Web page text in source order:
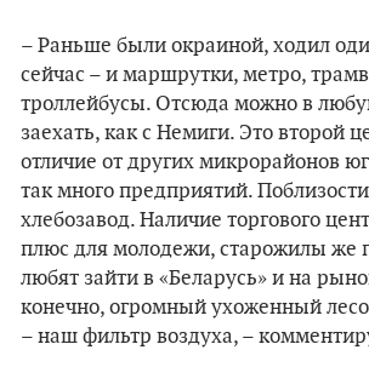
– Раньше были окраиной, ходил
сейчас – и маршрутки, метро,
троллейбусы. Отсюда можно в
заехать, как с Немиги. Это второй
отличие от других микрорайонов
так много предприятий.
хлебозавод. Наличие торгового
плюс для молодежи, старожилы же
любят зайти в «Беларусь» и на
конечно, огромный ухоженный
– наш фильтр воздуха, –